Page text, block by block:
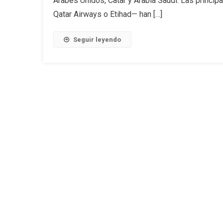
Qatar Airways o Etihad— han […]
Seguir leyendo